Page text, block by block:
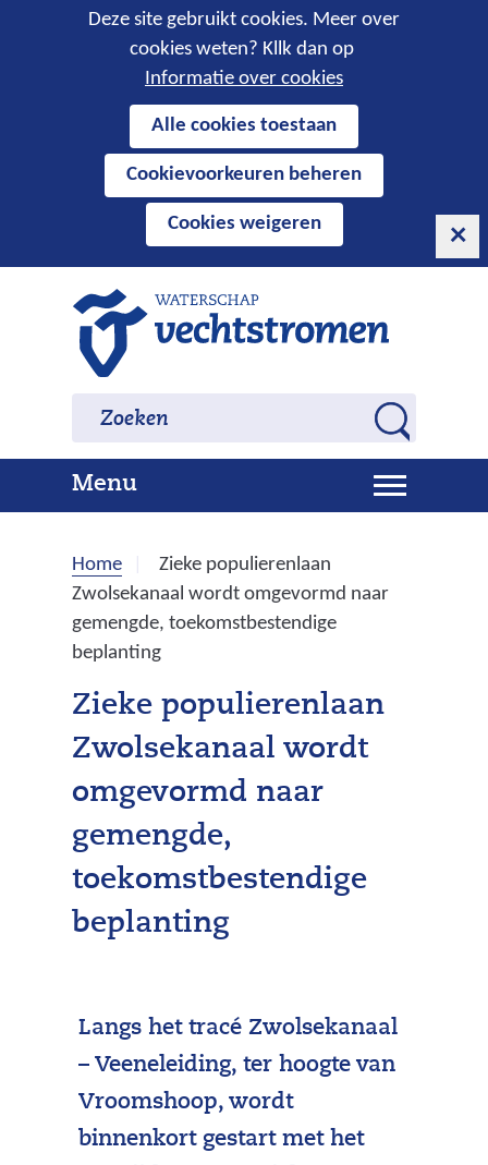
Cookies
toestaan?
Deze site gebruikt cookies. Meer over
cookies weten? Kllk dan op
Informatie over cookies
cookies
deze
website
worden
toegestaan
geweigerd.
Alle cookies toestaan
Cookievoorkeuren beheren
Cookies weigeren
naar
o
e
k
e
n
Zoeken Zoeken
MenuU
i
l
a
p
p
n
Home
Zieke populierenlaan
Zwolsekanaal wordt omgevormd naar
gemengde, toekomstbestendige
beplanting
Zieke populierenlaan
Zwolsekanaal wordt
omgevormd naar
gemengde,
toekomstbestendige
beplanting
Langs het tracé Zwolsekanaal
– Veeneleiding, ter hoogte van
Vroomshoop, wordt
binnenkort gestart met het